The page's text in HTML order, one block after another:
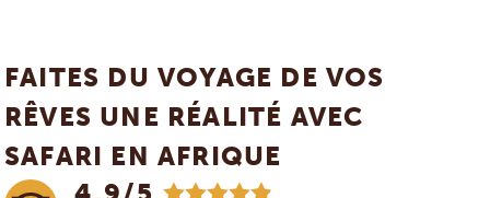
FAITES DU VOYAGE DE VOS
RÊVES UNE RÉALITÉ AVEC
SAFARI EN AFRIQUE